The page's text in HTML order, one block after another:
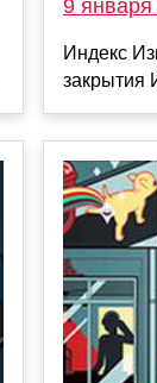
9 января
Индекс
закрытия